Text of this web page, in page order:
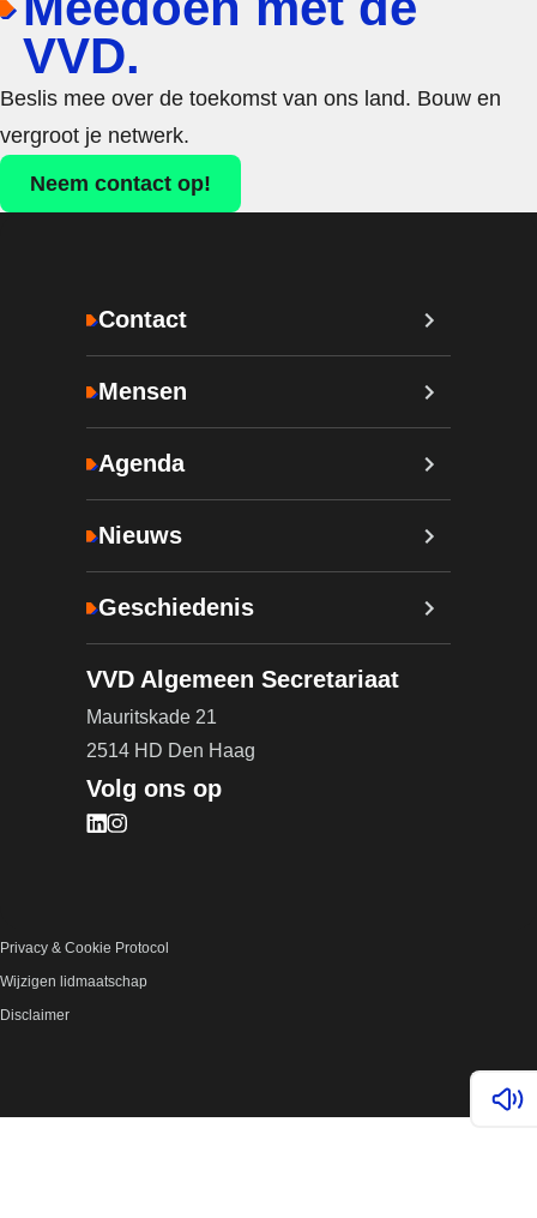
VVD.
Beslis mee over de toekomst van ons land. Bouw en
vergroot je netwerk.
Neem contact op!
Contact
Mensen
Agenda
Nieuws
Geschiedenis
VVD Algemeen Secretariaat
Mauritskade 21
2514 HD Den Haag
Volg ons op
Bezoek onze LinkedIn pagina (opent in nieuw
Bezoek onze Instagram pagina (opent in nieuw
Privacy & Cookie Protocol
Wijzigen lidmaatschap
Disclaimer